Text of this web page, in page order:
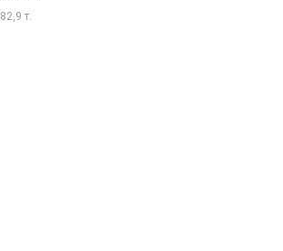
82,9 т.